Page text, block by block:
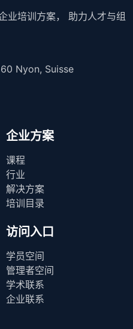
业培训方案， 助力人才与组
Nyon, Suisse
企业方案
课程
行业
解决方案
培训目录
访问入口
学员空间
管理者空间
学术联系
企业联系